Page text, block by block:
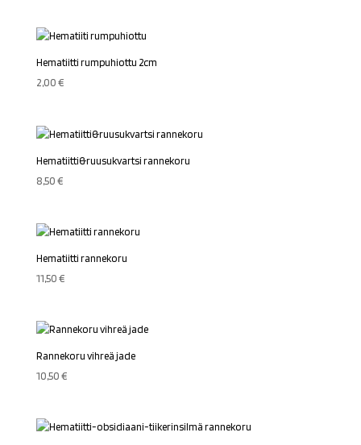
Hematiitti rumpuhiottu 2cm
2,00€
Hematiitti&ruusukvartsi rannekoru
8,50€
Hematiitti rannekoru
11,50€
Rannekoru vihreä jade
10,50€